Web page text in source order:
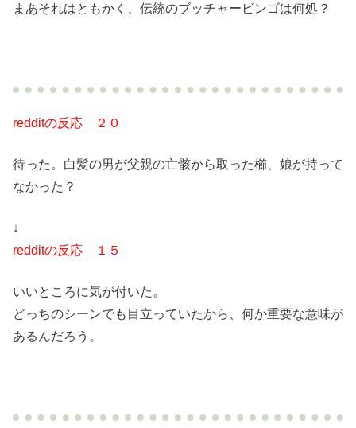
まあそれはともかく、伝統のブッチャービンゴは何処？
redditの反応 ２０
待った。白髪の男が父親の亡骸から取った櫛、娘が持って
なかった？
↓
redditの反応 １５
いいところに気が付いた。
どっちのシーンでも目立っていたから、何か重要な意味が
あるんだろう。